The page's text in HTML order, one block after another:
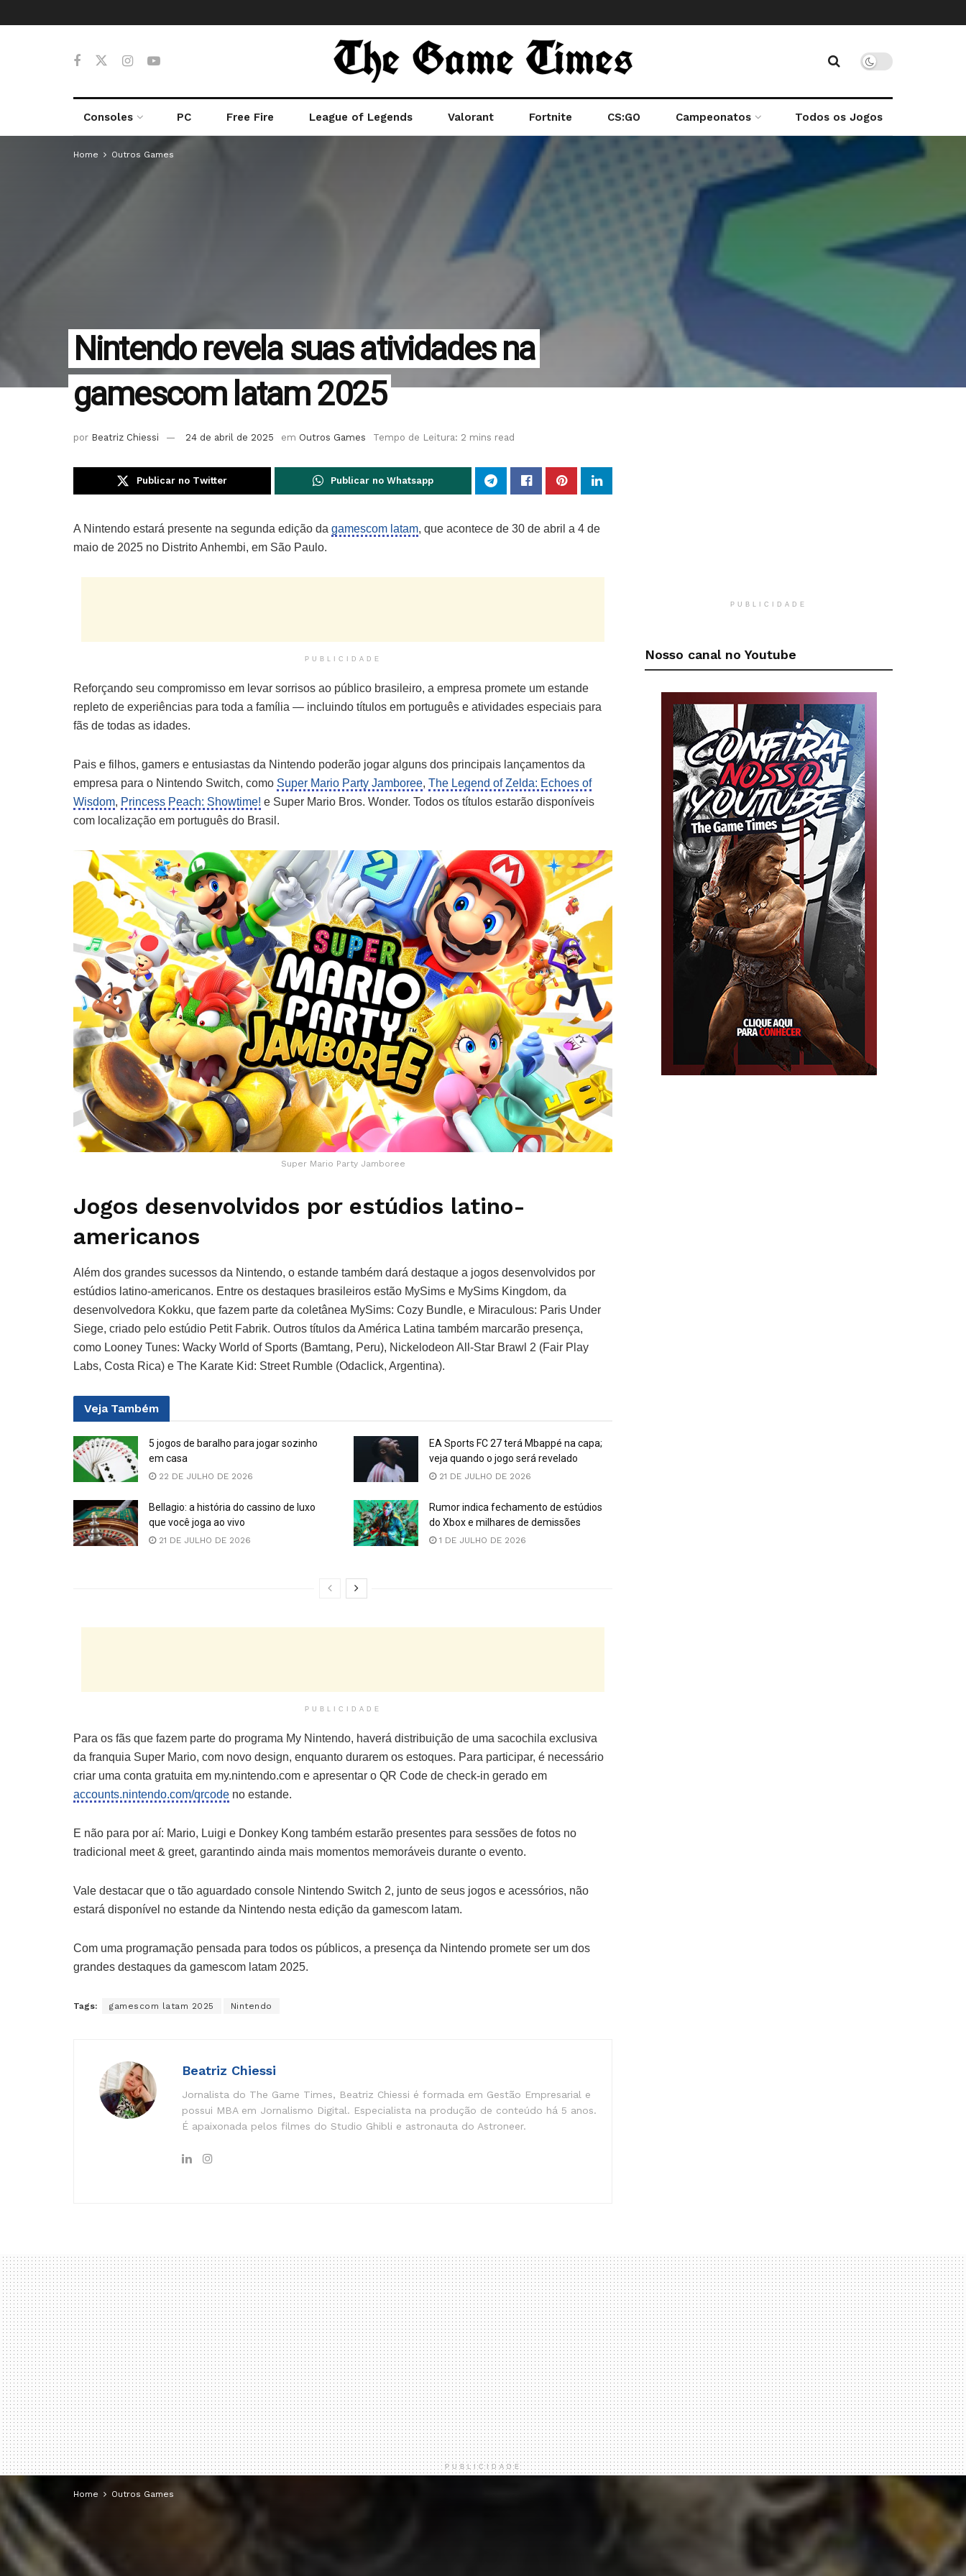
Consoles PC Free Fire League of Legends Valorant Fortnite CS:GO Campeonatos Todos os Jogos
Home Outros Games
Nintendo revela suas atividades na
gamescom latam 2025
por Beatriz Chiessi 24 de abril de 2025 em Outros Games Tempo de Leitura: 2 mins read
Publicar no Twitter Publicar no Whatsapp
A Nintendo estará presente na segunda edição da gamescom latam, que acontece de 30 de abril a 4 de
maio de 2025 no Distrito Anhembi, em São Paulo.
PUBLICIDADE
Reforçando seu compromisso em levar sorrisos ao público brasileiro, a empresa promete um estande
repleto de experiências para toda a família — incluindo títulos em português e atividades especiais para
fãs de todas as idades.
Pais e filhos, gamers e entusiastas da Nintendo poderão jogar alguns dos principais lançamentos da
empresa para o Nintendo Switch, como Super Mario Party Jamboree, The Legend of Zelda: Echoes of
Wisdom, Princess Peach: Showtime! e Super Mario Bros. Wonder. Todos os títulos estarão disponíveis
com localização em português do Brasil.
Super Mario Party Jamboree
Jogos desenvolvidos por estúdios latino-
americanos
Além dos grandes sucessos da Nintendo, o estande também dará destaque a jogos desenvolvidos por
estúdios latino-americanos. Entre os destaques brasileiros estão MySims e MySims Kingdom, da
desenvolvedora Kokku, que fazem parte da coletânea MySims: Cozy Bundle, e Miraculous: Paris Under
Siege, criado pelo estúdio Petit Fabrik. Outros títulos da América Latina também marcarão presença,
como Looney Tunes: Wacky World of Sports (Bamtang, Peru), Nickelodeon All-Star Brawl 2 (Fair Play
Labs, Costa Rica) e The Karate Kid: Street Rumble (Odaclick, Argentina).
Veja Também
5 jogos de baralho para jogar sozinho
em casa
22 DE JULHO DE 2026
EA Sports FC 27 terá Mbappé na capa;
veja quando o jogo será revelado
21 DE JULHO DE 2026
Bellagio: a história do cassino de luxo
que você joga ao vivo
21 DE JULHO DE 2026
Rumor indica fechamento de estúdios
do Xbox e milhares de demissões
1 DE JULHO DE 2026
PUBLICIDADE
Para os fãs que fazem parte do programa My Nintendo, haverá distribuição de uma sacochila exclusiva
da franquia Super Mario, com novo design, enquanto durarem os estoques. Para participar, é necessário
criar uma conta gratuita em my.nintendo.com e apresentar o QR Code de check-in gerado em
accounts.nintendo.com/qrcode no estande.
E não para por aí: Mario, Luigi e Donkey Kong também estarão presentes para sessões de fotos no
tradicional meet & greet, garantindo ainda mais momentos memoráveis durante o evento.
Vale destacar que o tão aguardado console Nintendo Switch 2, junto de seus jogos e acessórios, não
estará disponível no estande da Nintendo nesta edição da gamescom latam.
Com uma programação pensada para todos os públicos, a presença da Nintendo promete ser um dos
grandes destaques da gamescom latam 2025.
Tags: gamescom latam 2025 Nintendo
Beatriz Chiessi
Jornalista do The Game Times, Beatriz Chiessi é formada em Gestão Empresarial e
possui MBA em Jornalismo Digital. Especialista na produção de conteúdo há 5 anos.
É apaixonada pelos filmes do Studio Ghibli e astronauta do Astroneer.
PUBLICIDADE
Nosso canal no Youtube
PUBLICIDADE
Home Outros Games